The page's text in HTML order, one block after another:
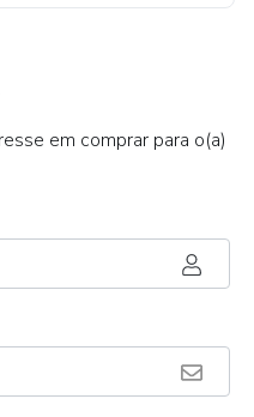
em comprar para o(a)